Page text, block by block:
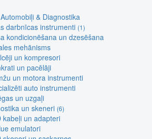
& Diagnostika
darbnīcas instrumenti (1)
kondicionēšana un dzesēšana
mehānisms
un kompresori
un pacēlāji
un motora instrumenti
auto instrumenti
un uzgaļi
un skeneri (6)
kabeļi un adapteri
emulatori